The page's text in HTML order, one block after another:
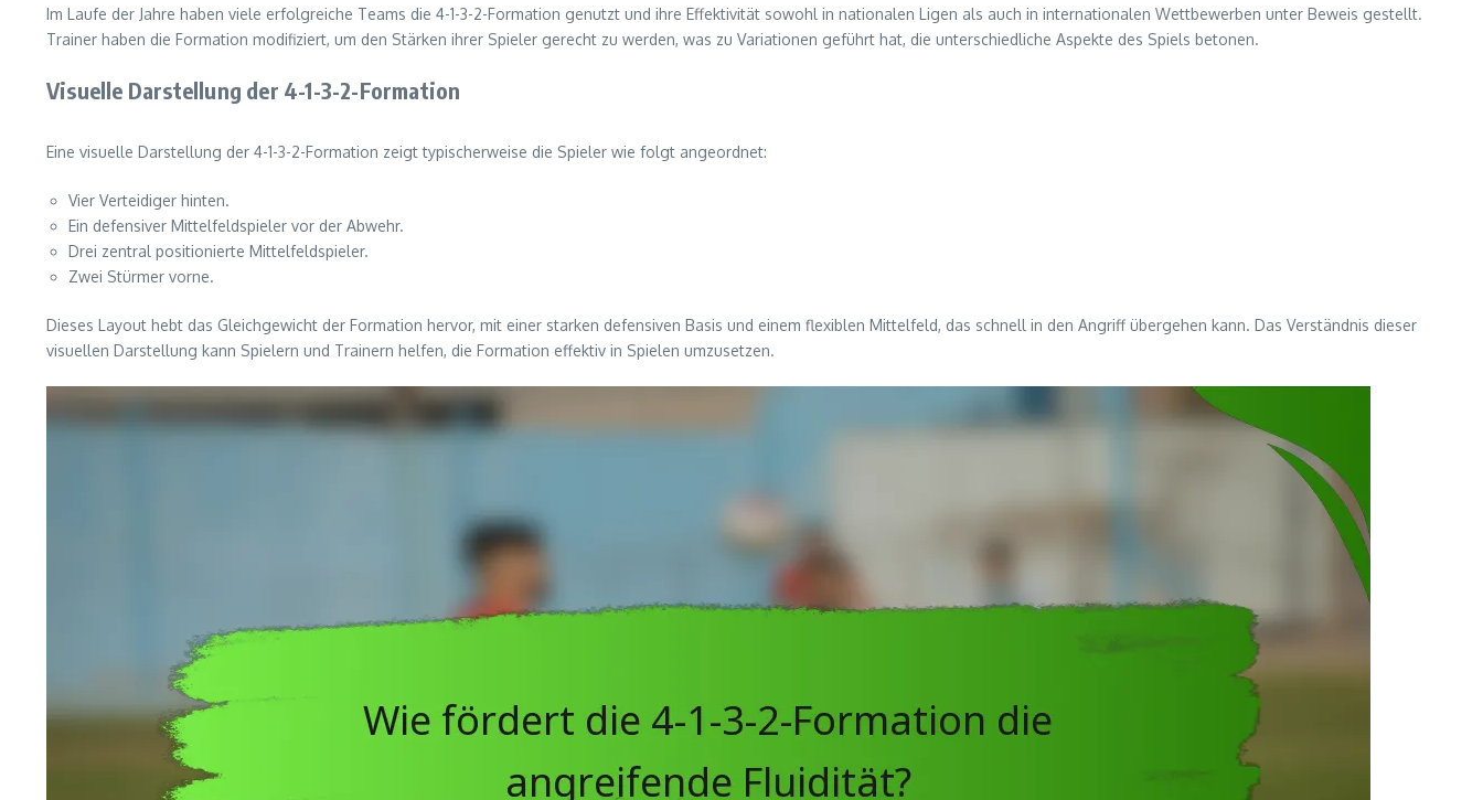
Im Laufe der Jahre haben viele erfolgreiche Teams die 4-1-3-2-Formation genutzt und ihre Effektivität sowohl in nationalen Ligen als auch in internationalen Wettbewerben unter Beweis gestellt.
Trainer haben die Formation modifiziert, um den Stärken ihrer Spieler gerecht zu werden, was zu Variationen geführt hat, die unterschiedliche Aspekte des Spiels betonen.
Visuelle Darstellung der 4-1-3-2-Formation
Eine visuelle Darstellung der 4-1-3-2-Formation zeigt typischerweise die Spieler wie folgt angeordnet:
Vier Verteidiger hinten.
Ein defensiver Mittelfeldspieler vor der Abwehr.
Drei zentral positionierte Mittelfeldspieler.
Zwei Stürmer vorne.
Dieses Layout hebt das Gleichgewicht der Formation hervor, mit einer starken defensiven Basis und einem flexiblen Mittelfeld, das schnell in den Angriff übergehen kann. Das Verständnis dieser
visuellen Darstellung kann Spielern und Trainern helfen, die Formation effektiv in Spielen umzusetzen.